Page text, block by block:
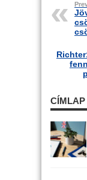
CÍMLAP